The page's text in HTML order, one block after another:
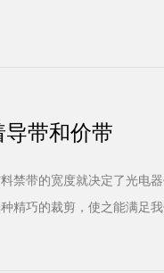
带和价带
禁带的宽度就决定了光电
精巧的裁剪，使之能满足